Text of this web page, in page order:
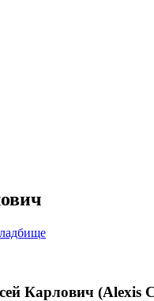
Карлович (Alexis